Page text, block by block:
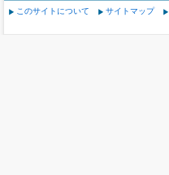
このサイトについて サイトマップ